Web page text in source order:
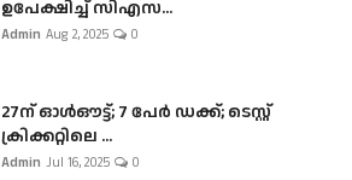
ഉപേക്ഷിച്ച് സിഎസ...
Admin Aug 2, 2025 0
27ന് ഓൾഔട്ട്; 7 പേർ ഡക്ക്; ടെസ്റ്റ്
ക്രിക്കറ്റിലെ ...
Admin Jul 16, 2025 0